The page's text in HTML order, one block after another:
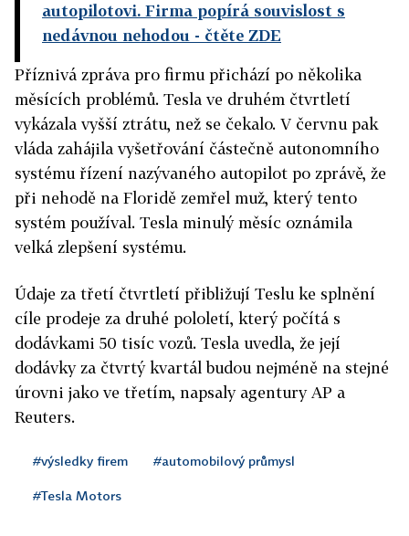
autopilotovi. Firma popírá souvislost s
nedávnou nehodou - čtěte ZDE
Příznivá zpráva pro firmu přichází po několika
měsících problémů. Tesla ve druhém čtvrtletí
vykázala vyšší ztrátu, než se čekalo. V červnu pak
vláda zahájila vyšetřování částečně autonomního
systému řízení nazývaného autopilot po zprávě, že
při nehodě na Floridě zemřel muž, který tento
systém používal. Tesla minulý měsíc oznámila
velká zlepšení systému.
Údaje za třetí čtvrtletí přibližují Teslu ke splnění
cíle prodeje za druhé pololetí, který počítá s
dodávkami 50 tisíc vozů. Tesla uvedla, že její
dodávky za čtvrtý kvartál budou nejméně na stejné
úrovni jako ve třetím, napsaly agentury AP a
Reuters.
#výsledky firem #automobilový průmysl
#Tesla Motors